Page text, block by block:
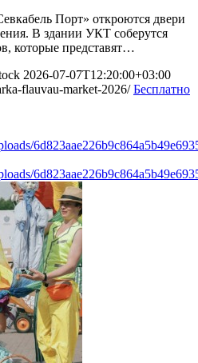
Порт» откроются двери
В здании УКТ соберутся
которые представят…
2026-07-07T12:20:00+03:00
flauvau-market-2026/ Бесплатно